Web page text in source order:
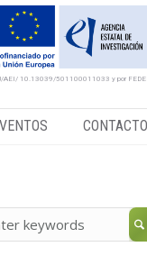
AEI/ 10.13039/501100011033 y por
CONTACTO